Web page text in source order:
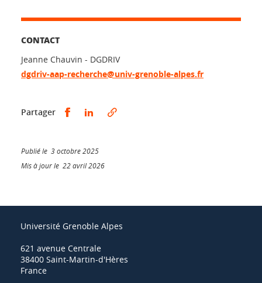
CONTACT
Jeanne Chauvin - DGDRIV
dgdriv-aap-recherche@univ-grenoble-alpes.fr
Partager Partager sur Facebook
Partager sur LinkedIn
Publié le 3 octobre 2025
Mis à jour le 22 avril 2026
Université Grenoble Alpes
621 avenue Centrale
38400 Saint-Martin-d'Hères
France